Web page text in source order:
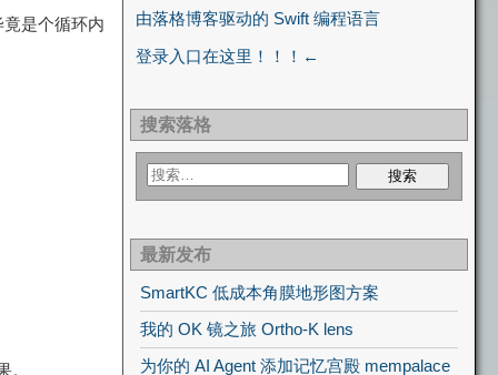
是个循环内
由落格博客驱动的 Swift 编程语言
登录入口在这里！！！←
搜索落格
最新发布
SmartKC 低成本角膜地形图方案
我的 OK 镜之旅 Ortho-K lens
为你的 AI Agent 添加记忆宫殿 mempalace